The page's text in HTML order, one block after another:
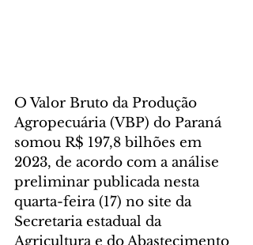
O Valor Bruto da Produção
Agropecuária (VBP) do Paraná
somou R$ 197,8 bilhões em
2023, de acordo com a análise
preliminar publicada nesta
quarta-feira (17) no site da
Secretaria estadual da